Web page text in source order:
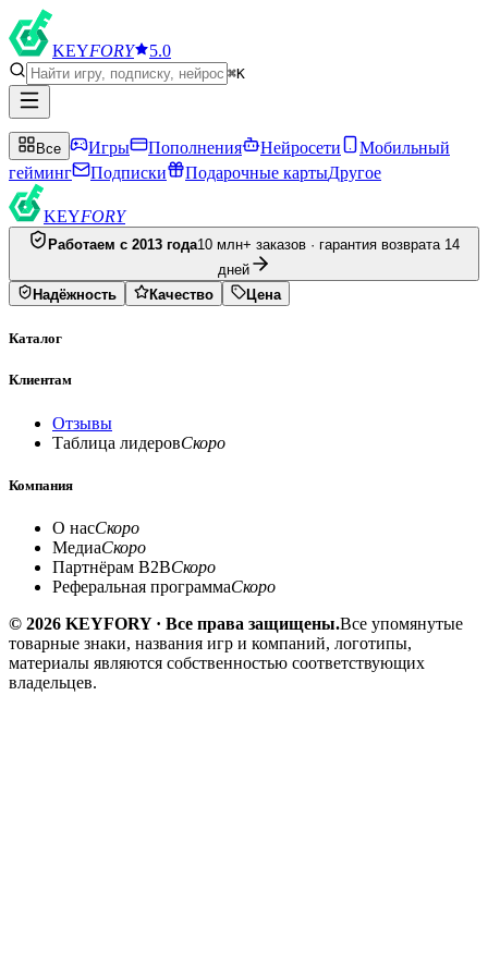
KEYFORY 5.0
⌘K
Все Игры Пополнения Нейросети
Мобильный
гейминг
Подписки Подарочные картыДругое
KEYFORY
Работаем с 2013 года10 млн+ заказов · гарантия возврата 14
дней
Надёжность
Качество Цена
Каталог
Клиентам
Отзывы
Таблица лидеровСкоро
Компания
О насСкоро
МедиаСкоро
Партнёрам B2BСкоро
Реферальная программаСкоро
© 2026 KEYFORY · Все права защищены.Все упомянутые
товарные знаки, названия игр и компаний, логотипы,
материалы являются собственностью соответствующих
владельцев.